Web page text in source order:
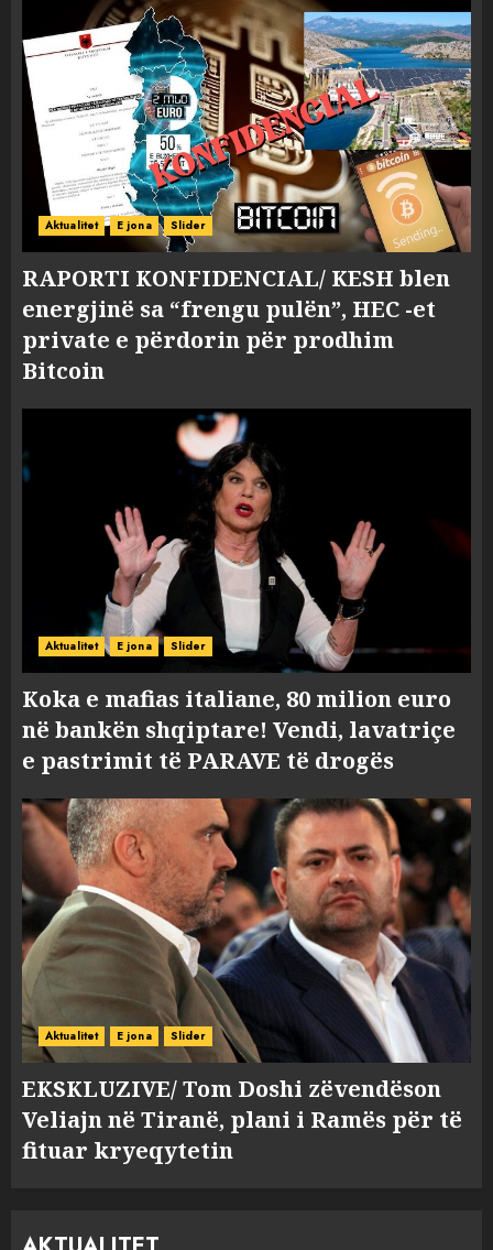
Aktualitet E jona Slider
RAPORTI KONFIDENCIAL/ KESH blen
energjinë sa “frengu pulën”, HEC -et
private e përdorin për prodhim
Bitcoin
Aktualitet E jona Slider
Koka e mafias italiane, 80 milion euro
në bankën shqiptare! Vendi, lavatriçe
e pastrimit të PARAVE të drogës
Aktualitet E jona Slider
EKSKLUZIVE/ Tom Doshi zëvendëson
Veliajn në Tiranë, plani i Ramës për të
fituar kryeqytetin